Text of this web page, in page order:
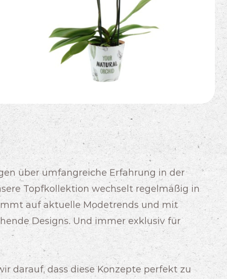
über umfangreiche Erfahrung in der
Topfkollektion wechselt regelmäßig in
auf aktuelle Modetrends und mit
Designs. Und immer exklusiv für
darauf, dass diese Konzepte perfekt zu